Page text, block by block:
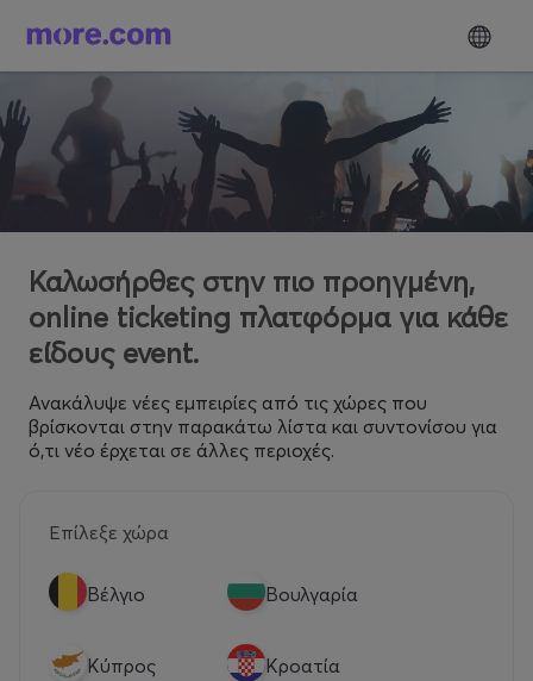
Καλωσήρθες στην πιο προηγμένη,
online ticketing πλατφόρμα για κάθε
είδους event.
Ανακάλυψε νέες εμπειρίες από τις χώρες που
βρίσκονται στην παρακάτω λίστα και συντονίσου για
ό,τι νέο έρχεται σε άλλες περιοχές.
Επίλεξε χώρα
Βέλγιο Βουλγαρία
Κύπρος Κροατία